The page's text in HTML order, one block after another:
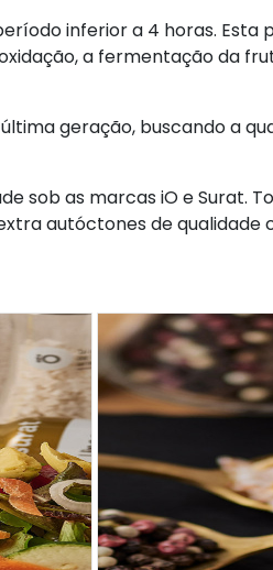
inferior a 4 horas.
a fermentação da
geração, buscando a
sob as marcas iO e Surat.
autóctones de qualidade